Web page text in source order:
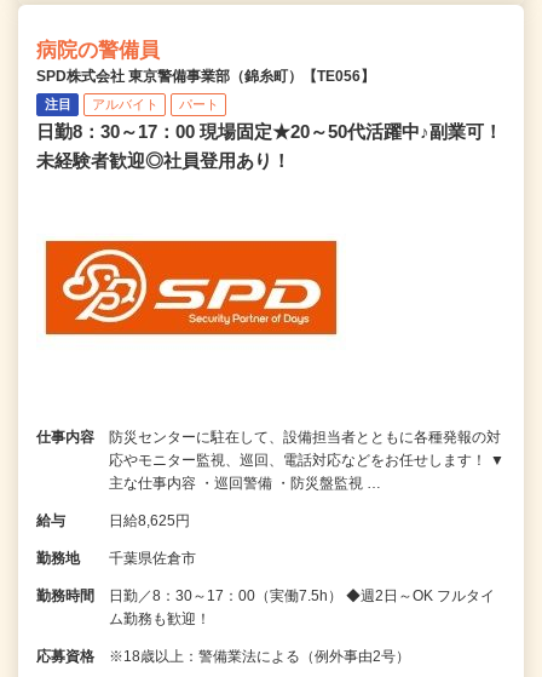
病院の警備員
SPD株式会社 東京警備事業部（錦糸町）【TE056】
注目 アルバイト パート
日勤8：30～17：00 現場固定★20～50代活躍中♪副業可！
未経験者歓迎◎社員登用あり！
仕事内容
防災センターに駐在して、設備担当者とともに各種発報の対
応やモニター監視、巡回、電話対応などをお任せします！ ▼
主な仕事内容 ・巡回警備 ・防災盤監視 …
給与 日給8,625円
勤務地 千葉県佐倉市
勤務時間
日勤／8：30～17：00（実働7.5h） ◆週2日～OK フルタイ
ム勤務も歓迎！
応募資格 ※18歳以上：警備業法による（例外事由2号）